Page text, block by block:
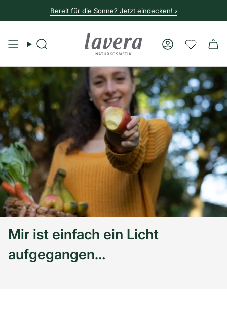
Bereit für die Sonne? Jetzt eindecken! ›
Suche Konto
Mir ist einfach ein Licht
aufgegangen…